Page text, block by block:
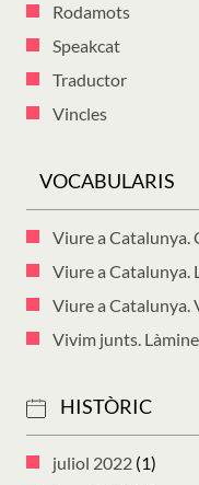
Rodamots
Speakcat
Traductor
Vincles
VOCABULARIS
Viure a Catalunya.
Viure a Catalunya.
Viure a Catalunya.
Vivim junts.
HISTÒRIC
juliol 2022 (1)